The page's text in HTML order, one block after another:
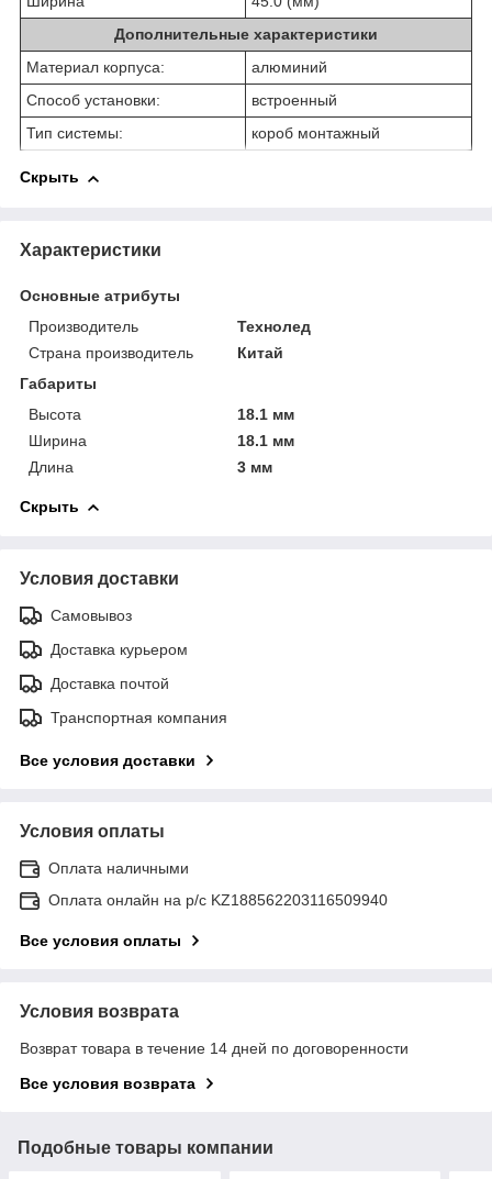
Дополнительные характеристики
Материал корпуса:
алюминий
Способ установки:
встроенный
Тип системы:
короб монтажный
Скрыть
Характеристики
Основные атрибуты
Производитель
Технолед
Страна производитель
Китай
Габариты
Высота
18.1 мм
Ширина
18.1 мм
Длина
3 мм
Скрыть
Условия доставки
Самовывоз
Доставка курьером
Доставка почтой
Транспортная компания
Все условия доставки
Условия оплаты
Оплата наличными
Оплата онлайн на р/с KZ188562203116509940
Все условия оплаты
Условия возврата
Возврат товара в течение 14 дней по договоренности
Все условия возврата
Подобные товары компании